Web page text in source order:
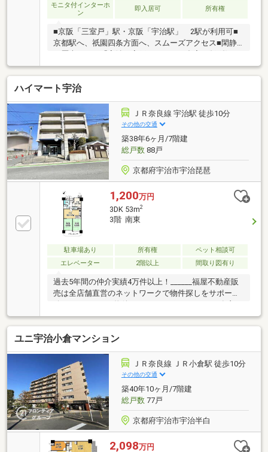
モニタ付インターホ
ン
即入居可 所有権
■京阪「三室戸」駅・京阪「宇治駅」 2駅が利用可■
京都駅へ、祇園四条方面へ、スムーズアクセス■閑静
邸 大規模マンション■買物・教育・医療施設・公園
が徒歩圏内■人気の大型スーパー「フレンドマート」
がすぐ近く！ 日常生活に便利な住環境□3LDK+フリ
ールーム（納戸） ゆとりの広さ□4LDK類似プラン□
各居室に収納スペース有り□対面式収納棚付きキッチ
ン、ガラストップガスコンロ付き 角部屋ならでは
の、玄関ポーチ付き
ハイマート宇治
ＪＲ奈良線 宇治駅 徒歩10分
その他の交通
築38年6ヶ月/7階建
総戸数88戸
京都府宇治市宇治琵琶
1,200万円
3DK 53m2
3階 南東
駐車場あり 所有権
ペット相談可
エレベーター
2階以上 間取り図有り
過去5年間の仲介実績4万件以上！______福屋不動産販
売は全店舗直営のネットワークで物件探しをサポート
線・京阪宇治線の2沿線利用可能のため、通勤・通学
に便利！・JR奈良線「宇治」駅まで徒歩10分・JR奈
良線「JR小倉」駅まで徒歩18分・京阪宇治線「宇治」
駅まで徒歩19分■7階建て3階部分の3DK！■スーパーま
で徒歩7分と毎日のお買い物にも困りません♪■保育所
まで約20mと安心！■ペット飼育(規約による制限有)可
能！■駐車場の空き状況について相談可能！
ユニ宇治小倉マンション
ＪＲ奈良線 ＪＲ小倉駅 徒歩10分
その他の交通
築40年10ヶ月/7階建
総戸数77戸
京都府宇治市宇治半白
2,098万円